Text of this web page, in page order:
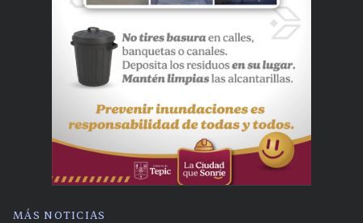
MÁS NOTICIAS